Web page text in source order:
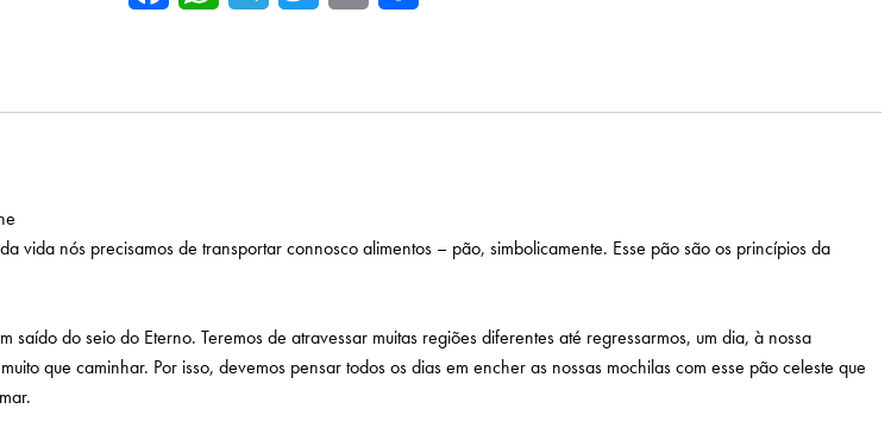
vida nós precisamos de transportar connosco alimentos – pão, simbolicamente. Esse pão são os princípios da
do seio do Eterno. Teremos de atravessar muitas regiões diferentes até regressarmos, um dia, à nossa
que caminhar. Por isso, devemos pensar todos os dias em encher as nossas mochilas com esse pão celeste que